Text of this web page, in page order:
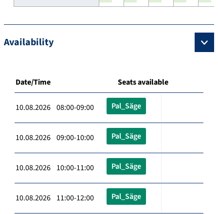
Availability
Date/Time Seats available
10.08.2026 08:00-09:00 Pal_Säge
10.08.2026 09:00-10:00 Pal_Säge
10.08.2026 10:00-11:00 Pal_Säge
10.08.2026 11:00-12:00 Pal_Säge